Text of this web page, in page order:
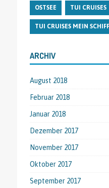
OSTSEE TUI CRUISES
TUI CRUISES MEIN
ARCHIV
August 2018
Februar 2018
Januar 2018
Dezember 2017
November 2017
Oktober 2017
September 2017